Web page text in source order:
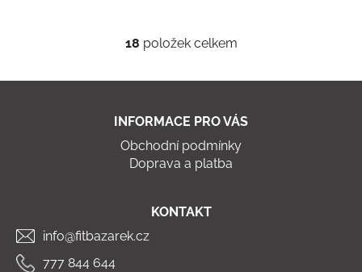
O
l
d
a
c
r
18 položek celkem
INFORMACE PRO VÁS
Obchodní podmínky
Doprava a platba
KONTAKT
info@fitbazarek.cz
777 844 644